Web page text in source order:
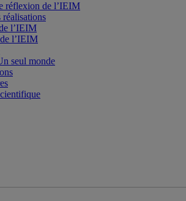
réflexion de l’IEIM
réalisations
l’IEIM
l’IEIM
seul monde